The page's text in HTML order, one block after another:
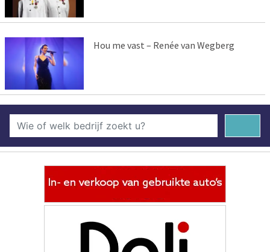
Hou me vast – Renée van Wegberg